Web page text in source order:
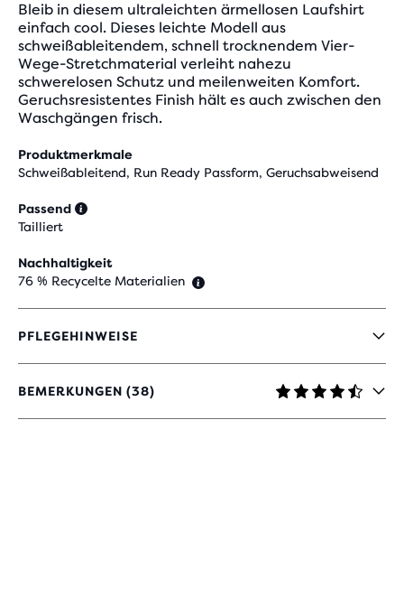
Bleib in diesem ultraleichten ärmellosen Laufshirt
einfach cool. Dieses leichte Modell aus
schweißableitendem, schnell trocknendem Vier-
Wege-Stretchmaterial verleiht nahezu
schwerelosen Schutz und meilenweiten Komfort.
Geruchsresistentes Finish hält es auch zwischen den
Waschgängen frisch.
Produktmerkmale
Schweißableitend, Run Ready Passform, Geruchsabweisend
Passend
Tailliert
Nachhaltigkeit
76 % Recycelte Materialien
PFLEGEHINWEISE
BEMERKUNGEN (38)
4,6
VON